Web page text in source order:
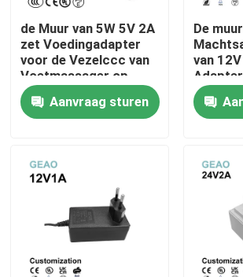
Huis
Producten
Videos
Over ons
Fabrieksreis
de Muur van 5W 5V 2A
zet Voedingadapter
voor de Vezelccc van
Voetmassager op
Aanvraag sturen
De
van